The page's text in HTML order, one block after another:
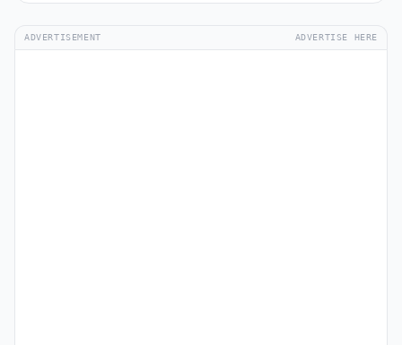
ADVERTISEMENT ADVERTISE HERE